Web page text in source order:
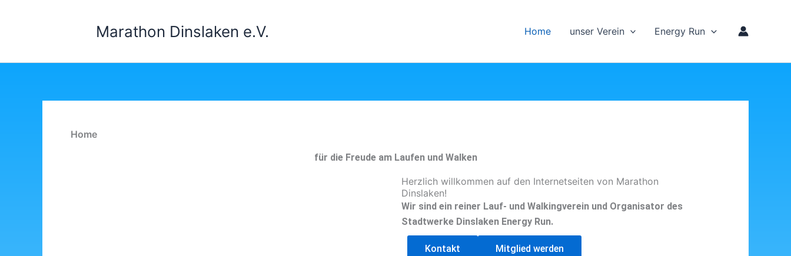
Marathon Dinslaken e.V. Home unser Verein Energy Run
Home
für die Freude am Laufen und Walken
Herzlich willkommen auf den Internetseiten von Marathon
Dinslaken!
Wir sind ein reiner Lauf- und Walkingverein und Organisator des
Stadtwerke Dinslaken Energy Run.
Kontakt Mitglied werden